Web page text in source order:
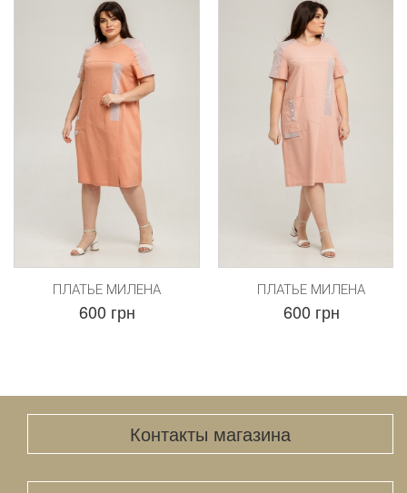
ПЛАТЬЕ МИЛЕНА
600 грн
ПЛАТЬЕ МИЛЕНА
600 грн
Контакты магазина